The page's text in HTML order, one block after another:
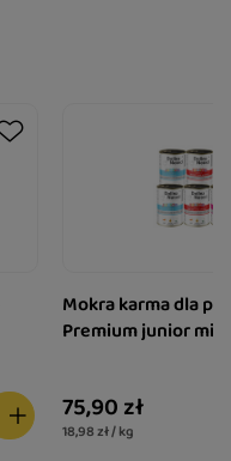
Mokra karma dla
Premium junior mix
75,90 zł
18,98 zł / kg